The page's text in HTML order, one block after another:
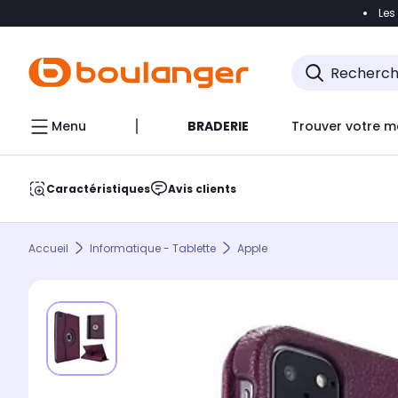
Accéder
Menu BRADERIE Trouver votre
Caractéristiques Avis clients
Accueil Informatique - Tablette Apple